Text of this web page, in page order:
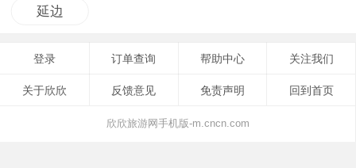
延边
登录 订单查询 帮助中心 关注我们
关于欣欣 反馈意见 免责声明 回到首页
欣欣旅游网手机版-m.cncn.com